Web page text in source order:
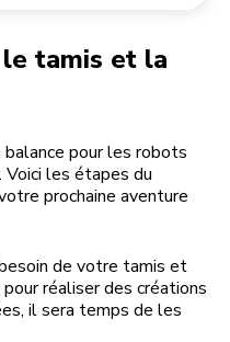
tamis et la
pour les robots
les étapes du
prochaine aventure
de votre tamis et
réaliser des créations
il sera temps de les